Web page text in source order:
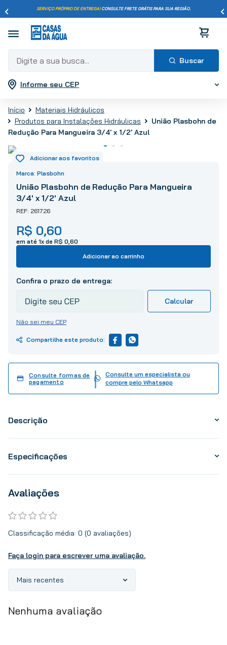
SERVIÇO PRÓPRIO DE ENTREGA!CONSULTE FRETE GRÁTIS PARA SUA REGIÃO.
Digite a sua busca...
Informe seu CEP
Materiais Hidráulicos
Produtos para Instalações Hidráulicas
União Plasbohn de
Redução Para Mangueira 3/4' x 1/2' Azul
Plasbohn
União Plasbohn de Redução Para Mangueira
3/4' x 1/2' Azul
261726
R$ 0,60
em até 1x de R$ 0 60
Adicionar ao carrinho
Não sei meu CEP
Consulte formas de
pagamento
Consulte um especialista ou
compre pelo Whatsapp
Descrição
Especificações
Avaliações
Classificação média: 0 (0 avaliações)
Faça login para escrever uma avaliação.
Mais recentes
Nenhuma avaliação
Termos mais buscados
º
porcelanato
3º
piso
5
º
vaso sanitário
6º
chuveiro
7º
cimento
8º
torneira
10º tinta